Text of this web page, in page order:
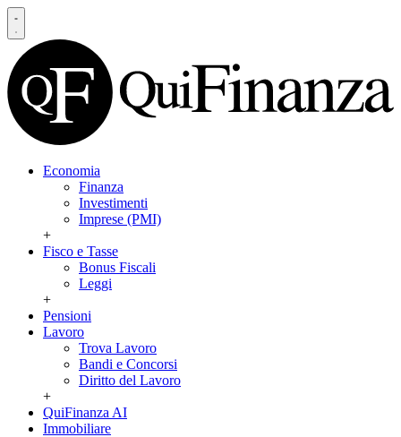
Economia
Finanza
Investimenti
Imprese (PMI)
+
Fisco e Tasse
Bonus Fiscali
Leggi
+
Pensioni
Lavoro
Trova Lavoro
Bandi e Concorsi
Diritto del Lavoro
+
QuiFinanza AI
Immobiliare